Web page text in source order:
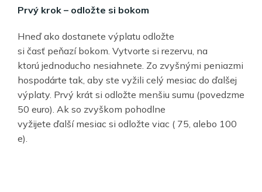
Prvý krok – odložte si bokom
Hneď ako dostanete výplatu odložte
si časť peňazí bokom. Vytvorte si rezervu, na
ktorú jednoducho nesiahnete. Zo zvyšnými peniazmi
hospodárte tak, aby ste vyžili celý mesiac do ďalšej
výplaty. Prvý krát si odložte menšiu sumu (povedzme
50 euro). Ak so zvyškom pohodlne
vyžijete ďalší mesiac si odložte viac ( 75, alebo 100
e).